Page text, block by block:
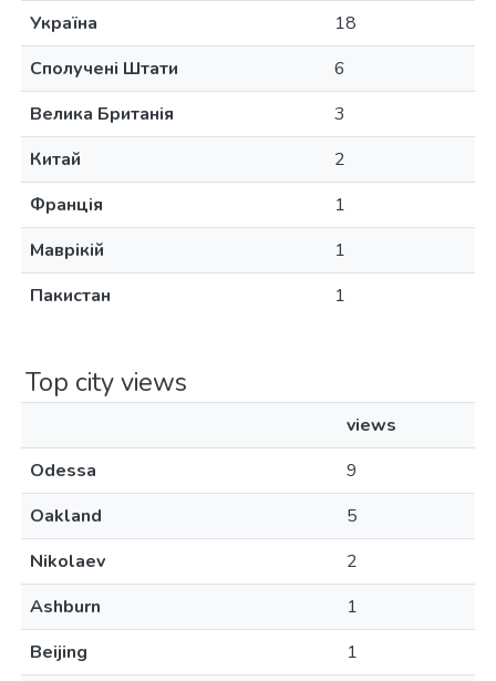
Україна
18
Сполучені Штати
6
Велика Британія
3
Китай
2
Франція
1
Маврікій
1
Пакистан
1
Top city views
views
Odessa
9
Oakland
5
Nikolaev
2
Ashburn
1
Beijing
1